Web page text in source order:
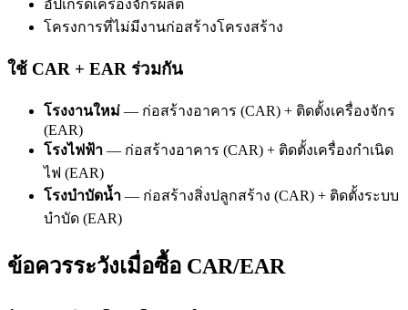
อัปเกรดเครื่องจักรผลิต
โครงการที่ไม่มีงานก่อสร้างโครงสร้าง
ใช้ CAR + EAR ร่วมกัน
โรงงานใหม่ — ก่อสร้างอาคาร (CAR) + ติดตั้งเครื่องจักร
(EAR)
โรงไฟฟ้า — ก่อสร้างอาคาร (CAR) + ติดตั้งเครื่องกำเนิด
ไฟ (EAR)
โรงบำบัดน้ำ — ก่อสร้างสิ่งปลูกสร้าง (CAR) + ติดตั้งระบบ
บำบัด (EAR)
ข้อควรระวังเมื่อซื้อ CAR/EAR